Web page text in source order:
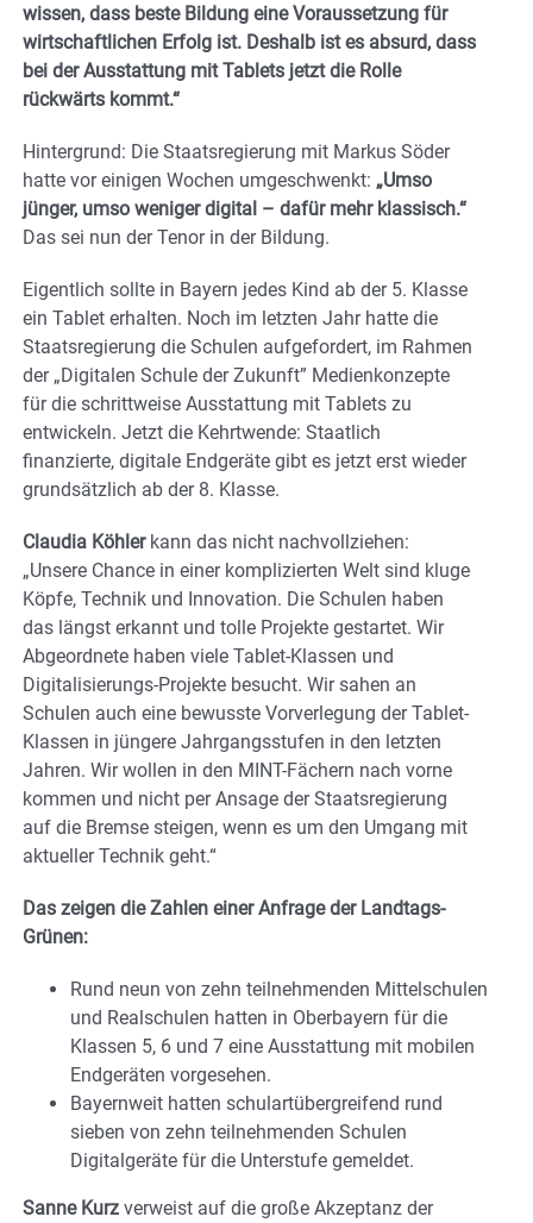
wissen, dass beste Bildung eine Voraussetzung für
wirtschaftlichen Erfolg ist. Deshalb ist es absurd, dass
bei der Ausstattung mit Tablets jetzt die Rolle
rückwärts kommt.“
Hintergrund: Die Staatsregierung mit Markus Söder
hatte vor einigen Wochen umgeschwenkt: „Umso
jünger, umso weniger digital – dafür mehr klassisch.“
Das sei nun der Tenor in der Bildung.
Eigentlich sollte in Bayern jedes Kind ab der 5. Klasse
ein Tablet erhalten. Noch im letzten Jahr hatte die
Staatsregierung die Schulen aufgefordert, im Rahmen
der „Digitalen Schule der Zukunft” Medienkonzepte
für die schrittweise Ausstattung mit Tablets zu
entwickeln. Jetzt die Kehrtwende: Staatlich
finanzierte, digitale Endgeräte gibt es jetzt erst wieder
grundsätzlich ab der 8. Klasse.
Claudia Köhlerkann das nicht nachvollziehen:
„Unsere Chance in einer komplizierten Welt sind kluge
Köpfe, Technik und Innovation. Die Schulen haben
das längst erkannt und tolle Projekte gestartet. Wir
Abgeordnete haben viele Tablet-Klassen und
Digitalisierungs-Projekte besucht. Wir sahen an
Schulen auch eine bewusste Vorverlegung der Tablet-
Klassen in jüngere Jahrgangsstufen in den letzten
Jahren. Wir wollen in den MINT-Fächern nach vorne
kommen und nicht per Ansage der Staatsregierung
auf die Bremse steigen, wenn es um den Umgang mit
aktueller Technik geht.“
Das zeigen die Zahlen einer Anfrage der Landtags-
Grünen:
Rund neun von zehn teilnehmenden Mittelschulen
und Realschulen hatten in Oberbayern für die
Klassen 5, 6 und 7 eine Ausstattung mit mobilen
Endgeräten vorgesehen.
Bayernweit hatten schulartübergreifend rund
sieben von zehn teilnehmenden Schulen
Digitalgeräte für die Unterstufe gemeldet.
Sanne Kurz verweist auf die große Akzeptanz der